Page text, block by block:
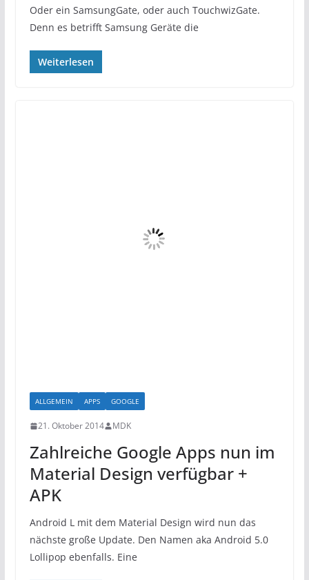
Oder ein SamsungGate, oder auch TouchwizGate.
Denn es betrifft Samsung Geräte die
Weiterlesen
ALLGEMEIN APPS GOOGLE
21. Oktober 2014 MDK
Zahlreiche Google Apps nun im
Material Design verfügbar +
APK
Android L mit dem Material Design wird nun das
nächste große Update. Den Namen aka Android 5.0
Lollipop ebenfalls. Eine